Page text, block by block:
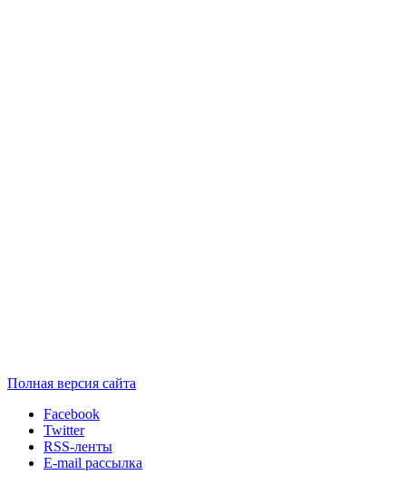
Полная версия сайта
Facebook
Twitter
RSS-ленты
E-mail рассылка